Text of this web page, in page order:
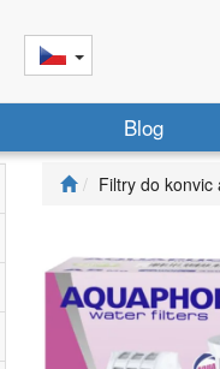
Blog
Filtry do konvic